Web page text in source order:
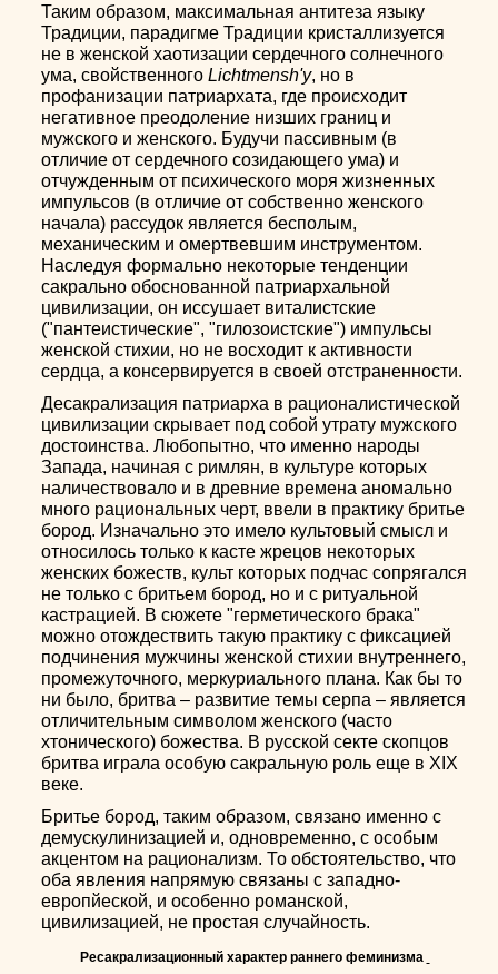
Таким образом, максимальная антитеза языку
Традиции, парадигме Традиции кристаллизуется
не в женской хаотизации сердечного солнечного
ума, свойственногоLichtmensh'у, но в
профанизации патриархата, где происходит
негативное преодоление низших границ и
мужского и женского. Будучи пассивным (в
отличие от сердечного созидающего ума) и
отчужденным от психического моря жизненных
импульсов (в отличие от собственно женского
начала) рассудок является бесполым,
механическим и омертвевшим инструментом.
Наследуя формально некоторые тенденции
сакрально обоснованной патриархальной
цивилизации, он иссушает виталистские
("пантеистические", "гилозоистские") импульсы
женской стихии, но не восходит к активности
сердца, а консервируется в своей отстраненности.
Десакрализация патриарха в рационалистической
цивилизации скрывает под собой утрату мужского
достоинства. Любопытно, что именно народы
Запада, начиная с римлян, в культуре которых
наличествовало и в древние времена аномально
много рациональных черт, ввели в практику бритье
бород. Изначально это имело культовый смысл и
относилось только к касте жрецов некоторых
женских божеств, культ которых подчас сопрягался
не только с бритьем бород, но и с ритуальной
кастрацией. В сюжете "герметического брака"
можно отождествить такую практику с фиксацией
подчинения мужчины женской стихии внутреннего,
промежуточного, меркуриального плана. Как бы то
ни было, бритва – развитие темы серпа – является
отличительным символом женского (часто
хтонического) божества. В русской секте скопцов
бритва играла особую сакральную роль еще в XIX
веке.
Бритье бород, таким образом, связано именно с
демускулинизацией и, одновременно, с особым
акцентом на рационализм. То обстоятельство, что
оба явления напрямую связаны с западно-
европйеской, и особенно романской,
цивилизацией, не простая случайность.
Ресакрализационный характер раннего феминизма